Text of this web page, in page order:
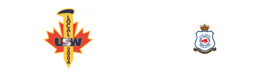
Événement spinning
juin 10, 2026